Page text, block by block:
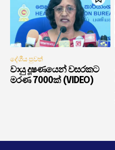
දේශීය පුවත්
වායු දූෂණයෙන් වසරකට
මරණ 7000ක් (VIDEO)